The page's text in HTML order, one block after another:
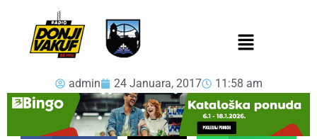
admin 24 Januara, 2017 11:58 am